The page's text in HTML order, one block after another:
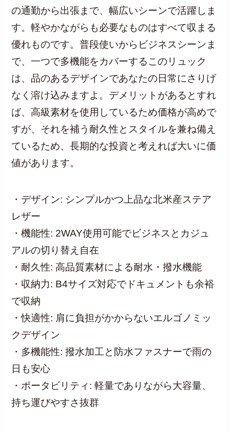
の通勤から出張まで、幅広いシーンで活躍しま
す。軽やかながらも必要なものはすべて収まる
優れものです。普段使いからビジネスシーンま
で、一つで多機能をカバーするこのリュック
は、品のあるデザインであなたの日常にさりげ
なく溶け込みますよ。デメリットがあるとすれ
ば、高級素材を使用しているため価格が高めで
すが、それを補う耐久性とスタイルを兼ね備え
ているため、長期的な投資と考えれば大いに価
値があります。
・デザイン: シンプルかつ上品な北米産ステア
レザー
・機能性: 2WAY使用可能でビジネスとカジュ
アルの切り替え自在
・耐久性: 高品質素材による耐水・撥水機能
・収納力: B4サイズ対応でドキュメントも余裕
で収納
・快適性: 肩に負担がかからないエルゴノミッ
クデザイン
・多機能性: 撥水加工と防水ファスナーで雨の
日も安心
・ポータビリティ: 軽量でありながら大容量、
持ち運びやすさ抜群